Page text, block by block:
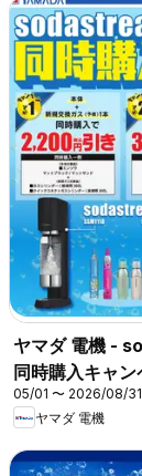
ヤマダ 電機 -
同時購入キャ
05/01 〜 2026/08/31
ヤマダ 電機